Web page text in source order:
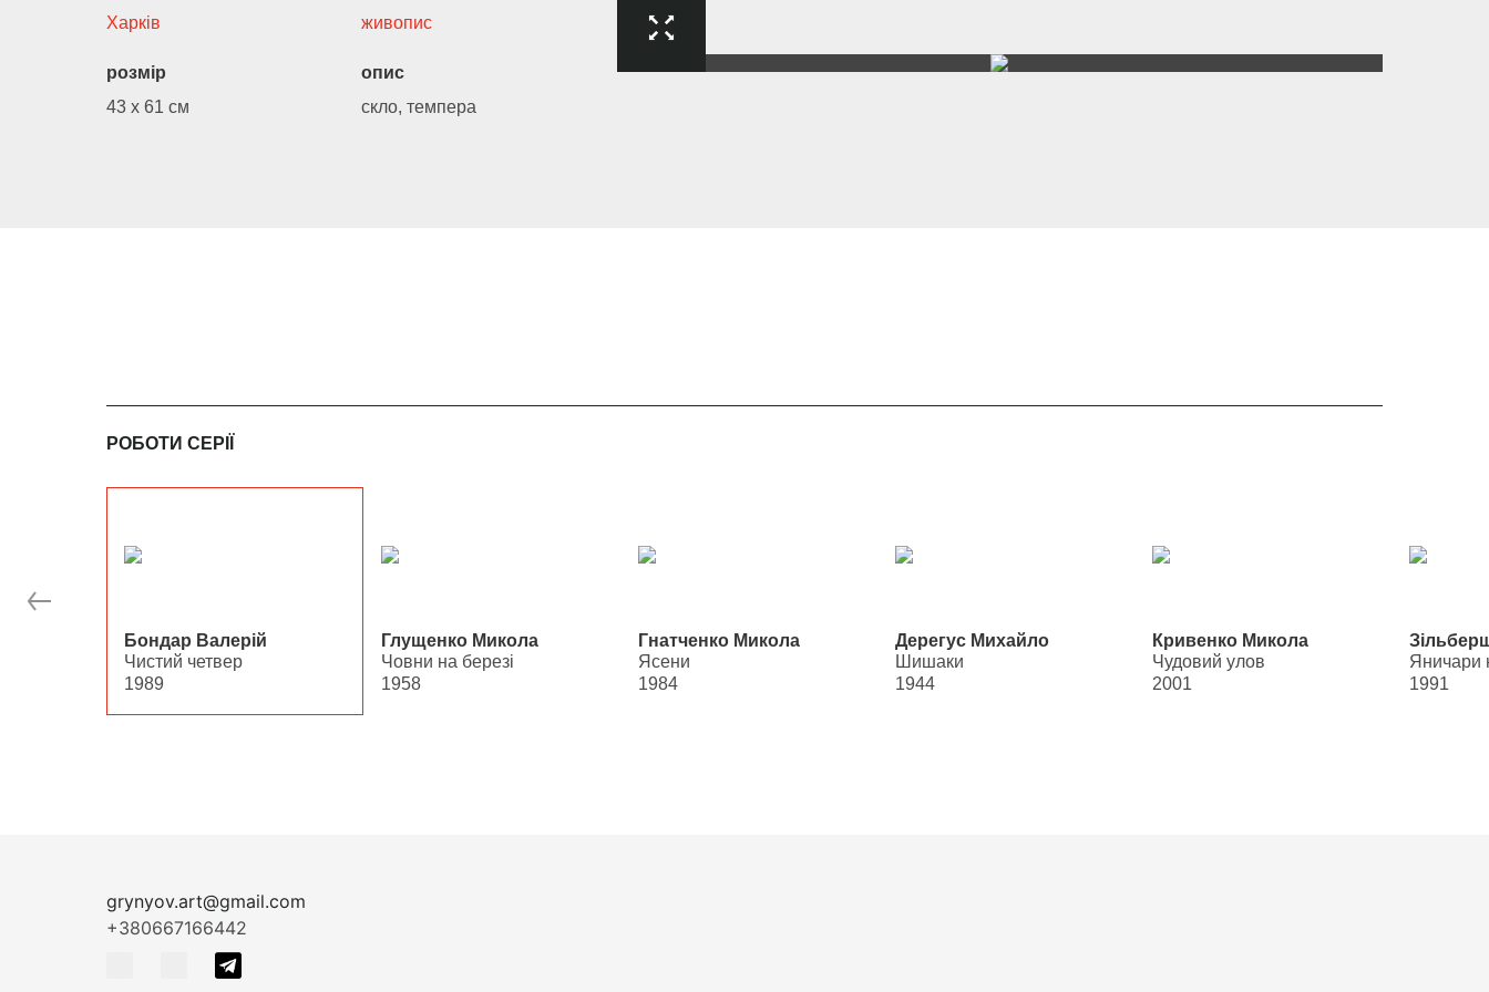
Харків живопис
розмір
43 х 61 см
опис
скло, темпера
РОБОТИ СЕРІЇ
Бондар Валерій
Чистий четвер
1989
Глущенко Микола
Човни на березі
1958
Гнатченко Микола
Ясени
1984
Дерегус Михайло
Шишаки
1944
Кривенко Микола
Чудовий улов
2001
Яничари
1991
◀
grynyov.art@gmail.com
+380667166442